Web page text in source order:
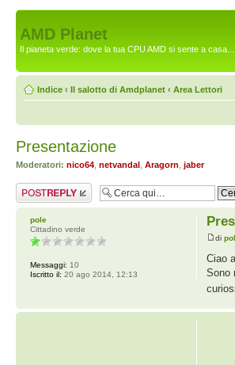
AMD Planet
Il pianeta verde: dove la tua CPU AMD si sente a casa...
Indice ‹ Il salotto di Amdplanet ‹ Area Lettori
Presentazione
Moderatori: nico64 netvandal Aragorn jaber
Rispondi al
messaggio
di
Ciao
Sono
pole
Cittadino verde
Messaggi: 10
Iscritto il: 20 ago 2014, 12:13